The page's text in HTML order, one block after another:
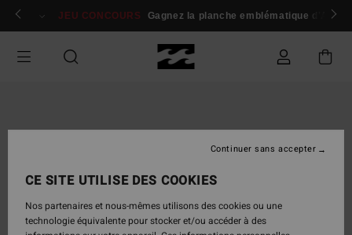
Passer
Se connecter / s'inscrire
JEU CONCOURS Gagnez la planche emblématique d'Andy
CE SITE UTILISE DES COOKIES
Nos partenaires et nous-mêmes utilisons des cookies ou une
technologie équivalente pour stocker et/ou accéder à des
Continuer sans accepter